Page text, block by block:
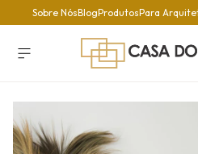
Sobre NósBlogProdutosPara